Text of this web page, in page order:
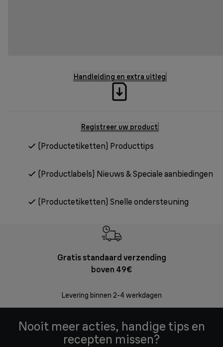
Handleiding en extra uitleg
Registreer uw product
(Productetiketten) Producttips
(Productlabels) Nieuws & Speciale aanbiedingen
(Productetiketten) Snelle ondersteuning
Gratis standaard verzending
boven 49€
Levering binnen 2-4 werkdagen
Nooit meer acties, handige tips en
recepten missen?